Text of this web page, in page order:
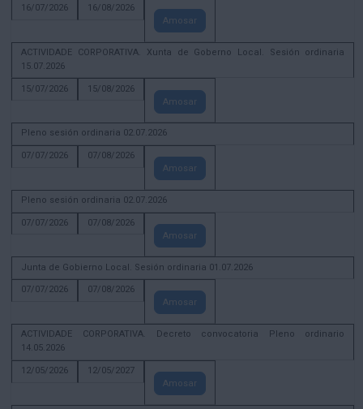
16/07/2026
16/08/2026
Amosar
ACTIVIDADE CORPORATIVA. Xunta de Goberno Local. Sesión ordinaria
15.07.2026
15/07/2026
15/08/2026
Amosar
Pleno sesión ordinaria 02.07.2026
07/07/2026
07/08/2026
Amosar
Pleno sesión ordinaria 02.07.2026
07/07/2026
07/08/2026
Amosar
Junta de Gobierno Local. Sesión ordinaria 01.07.2026
07/07/2026
07/08/2026
Amosar
ACTIVIDADE CORPORATIVA. Decreto convocatoria Pleno ordinario
14.05.2026
12/05/2026
12/05/2027
Amosar